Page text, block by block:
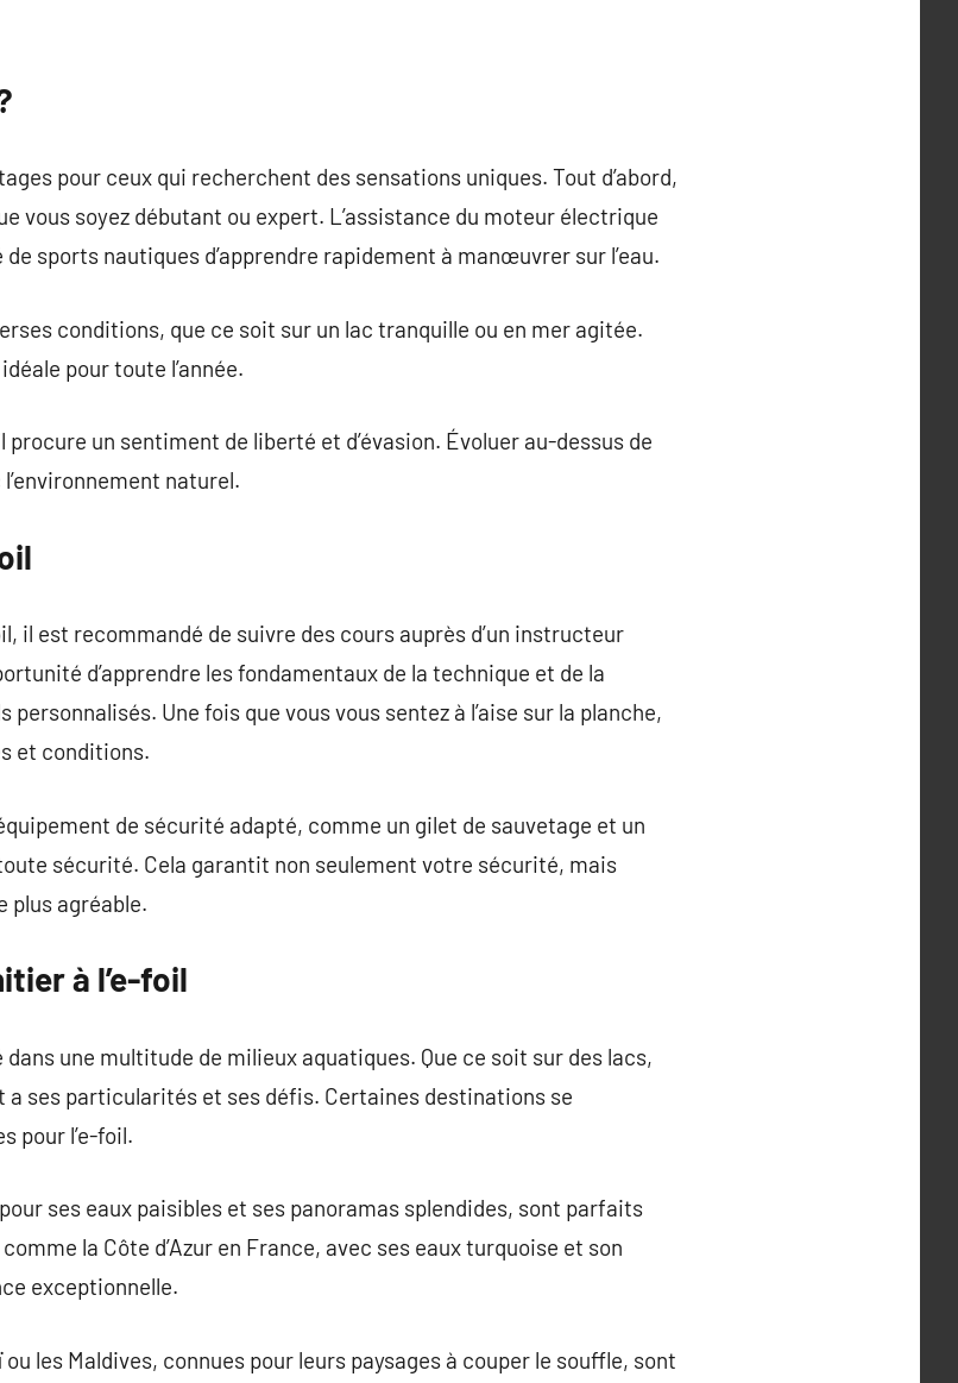
pour ceux qui recherchent des sensations uniques. Tout d’abord,
vous soyez débutant ou expert. L’assistance du moteur électrique
sports nautiques d’apprendre rapidement à manœuvrer sur l’eau.
conditions, que ce soit sur un lac tranquille ou en mer agitée.
pour toute l’année.
procure un sentiment de liberté et d’évasion. Évoluer au-dessus de
naturel.
il est recommandé de suivre des cours auprès d’un instructeur
d’apprendre les fondamentaux de la technique et de la
Une fois que vous vous sentez à l’aise sur la planche,
et conditions.
de sécurité adapté, comme un gilet de sauvetage et un
sécurité. Cela garantit non seulement votre sécurité, mais
plus agréable.
à l’e-foil
dans une multitude de milieux aquatiques. Que ce soit sur des lacs,
a ses particularités et ses défis. Certaines destinations se
pour l’e-foil.
ses eaux paisibles et ses panoramas splendides, sont parfaits
la Côte d’Azur en France, avec ses eaux turquoise et son
exceptionnelle.
les Maldives, connues pour leurs paysages à couper le souffle, sont